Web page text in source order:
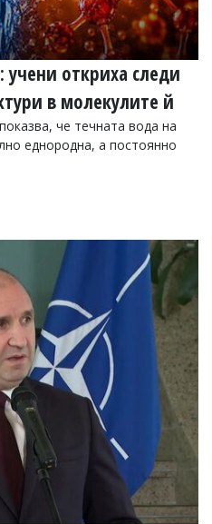
откриха следи
в молекулите й
че течната вода на
еднородна, а постоянно